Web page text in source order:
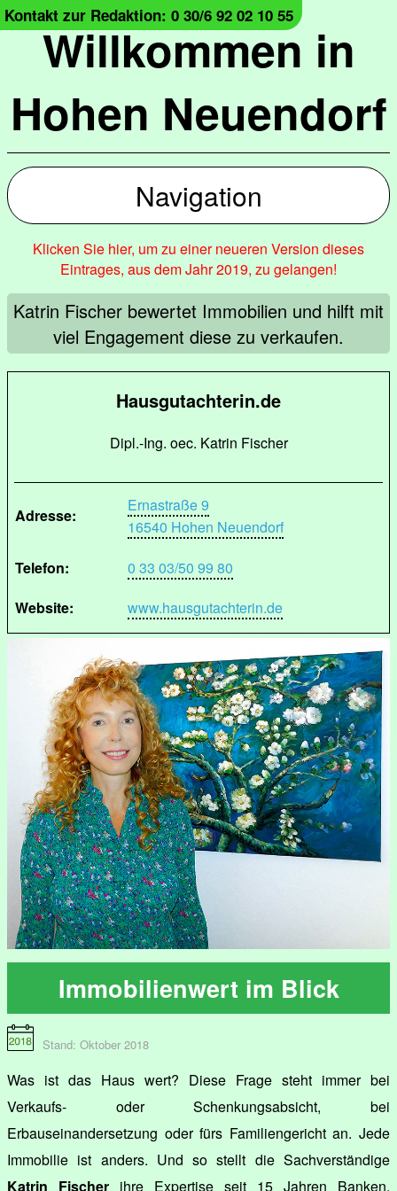
Willkommen in
Hohen Neuendorf
Kontakt zur Redaktion: 0 30/6 92 02 10 55
Navigation
Klicken Sie hier, um zu einer neueren Version dieses
Eintrages, aus dem Jahr 2019, zu gelangen!
Katrin Fischer bewertet Immobilien und hilft mit
viel Engagement diese zu verkaufen.
Hausgutachterin.de
Dipl.-Ing. oec. Katrin Fischer
Adresse:
Ernastraße 9
16540 Hohen Neuendorf
Telefon:
0 33 03/50 99 80
Website:
www.hausgutachterin.de
Immobilienwert im Blick
Stand: Oktober 2018
Was ist das Haus wert? Diese Frage steht immer bei
Verkaufs- oder Schenkungsabsicht, bei
Erbauseinandersetzung oder fürs Familiengericht an. Jede
Immobilie ist anders. Und so stellt die Sachverständige
Katrin Fischer ihre Expertise seit 15 Jahren Banken,